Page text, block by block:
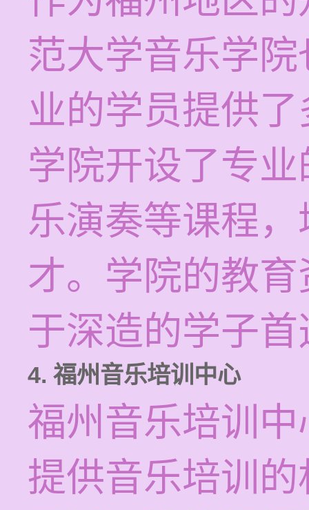
范大学音乐学
业的学员提供
学院开设了专
乐演奏等课程
才。学院的教
于深造的学子首
4. 福州音乐培训中心
福州音乐培训
提供音乐培训